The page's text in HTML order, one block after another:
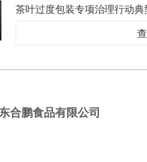
茶叶过度包装专项治理行动典
合鹏食品有限公司